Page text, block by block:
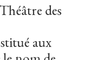
Théâtre des
aux